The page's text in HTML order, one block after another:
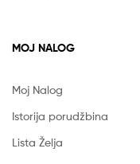
MOJ NALOG
Moj Nalog
Istorija porudžbina
Lista Želja